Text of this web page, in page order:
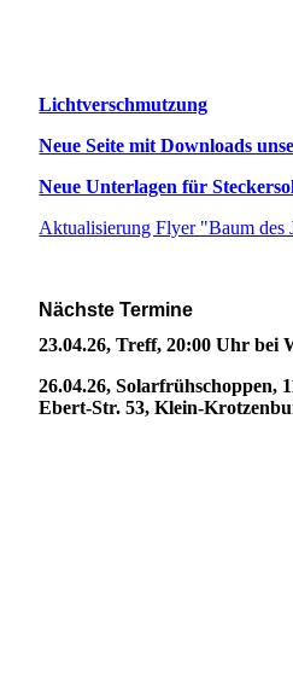
Lichtverschmutzung
Neue Seite mit Downloads
Neue Unterlagen für
Aktualisierung Flyer "Baum des
Nächste Termine
23.04.26, Treff, 20:00 Uhr bei
26.04.26, Solarfrühschoppen,
Ebert-Str. 53, Klein-